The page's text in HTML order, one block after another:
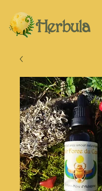
Herbula